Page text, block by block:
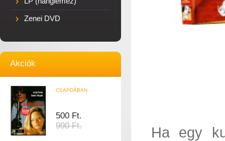
Zenei DVD
Akciók
CSAPDÁBAN
500 Ft.
990 Ft.
Ha egy